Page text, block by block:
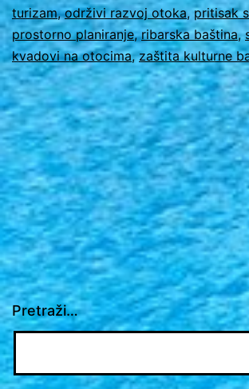
turizam,održivi razvoj otoka,pritisak
prostorno planiranje,ribarska baština,
kvadovi na otocima,zaštita kulturne
Pretraži…